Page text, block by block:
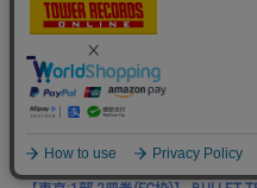
【大阪:1部 2冊券(FC枠)】 BULLET
アロハルの初アルバム楽しみです！
2026/05/08 ゆさん